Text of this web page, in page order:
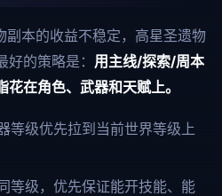
本的收益不稳定，高星圣遗物
的策略是： 用主线/探索/周本
在角色、武器和天赋上。
等级优先拉到当前世界等级上
等级，优先保证能开技能、能